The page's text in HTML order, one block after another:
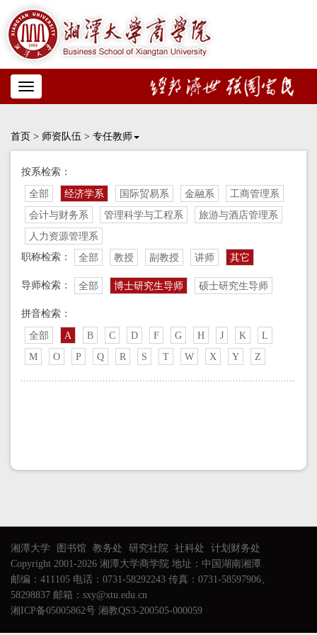
Toggle
navigation
首页 > 师资队伍 > 专任教师
按系检索：
全部 经济学系 国际贸易系 金融系
工商管理系
会计与财务系
管理科学与工程系
旅游与酒店管理系
人力资源管理系
职称检索：
全部 教授 副教授 讲师 其它
导师检索： 全部 博士研究生导师 硕士研究生导师
拼音检索：
全部 A B C D F G H J K
L
M
O P Q R S T W X Y Z
湘潭大学 图书馆 教务处 研究社院 社科处
计划财务处
Copyright 2001-2026 湘潭大学商学院 地址：中国湖南湘潭
邮编：411105 电话：0731-58292243 传真：0731-58597906、
58298837 邮箱：sxy@xtu.edu.cn
湘ICP备05005862号 湘教QS3-200505-000059